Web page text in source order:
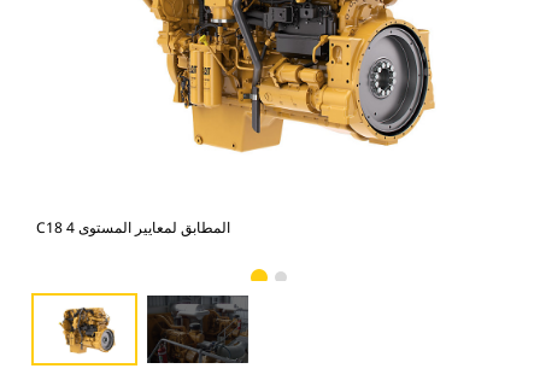
C18 المطابق لمعايير المستوى 4